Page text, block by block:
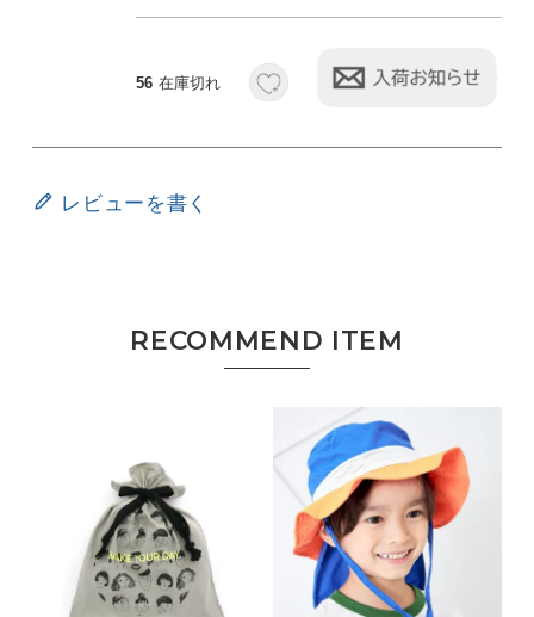
56 在庫切れ
レビューを書く